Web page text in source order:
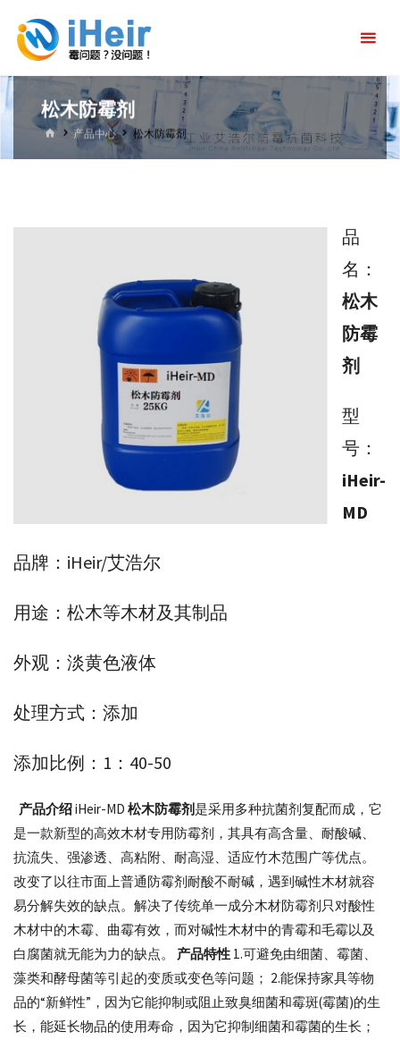
内
容。
尔
霉
抗
科
官
方
页-
防
霉
_
_
商
家
松木防霉剂
首 产品中心 松木防霉剂
品
名：
松木
防霉
剂
型
号：
iHeir-
MD
品牌：iHeir/艾浩尔
用途：松木等木材及其制品
外观：淡黄色液体
处理方式：添加
添加比例：1：40-50
产品介绍iHeir-MD松木防霉剂是采用多种抗菌剂复配而成，它
是一款新型的高效木材专用防霉剂，其具有高含量、耐酸碱、
抗流失、强渗透、高粘附、耐高湿、适应竹木范围广等优点。
改变了以往市面上普通防霉剂耐酸不耐碱，遇到碱性木材就容
易分解失效的缺点。解决了传统单一成分木材防霉剂只对酸性
木材中的木霉、曲霉有效，而对碱性木材中的青霉和毛霉以及
白腐菌就无能为力的缺点。 产品特性 1.可避免由细菌、霉菌、
藻类和酵母菌等引起的变质或变色等问题； 2.能保持家具等物
品的“新鲜性”，因为它能抑制或阻止致臭细菌和霉斑(霉菌)的生
长，能延长物品的使用寿命，因为它抑制细菌和霉菌的生长；